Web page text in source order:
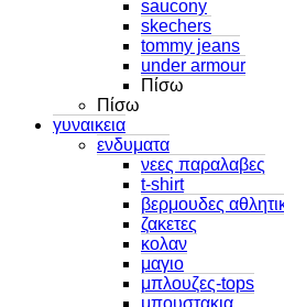
saucony
skechers
tommy jeans
under armour
Πίσω
Πίσω
γυναικεια
ενδυματα
νεες παραλαβες
t-shirt
βερμουδες
ζακετες
κολαν
μαγιο
μπλουζες-tops
μπουστακια